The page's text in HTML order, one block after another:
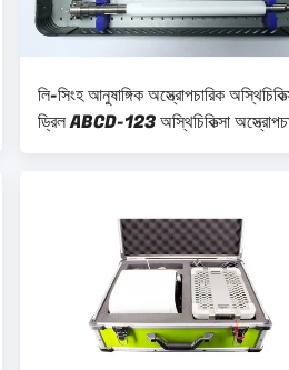
লি-সিংহ আনুষাঙ্গিক অস্ত্রোপচারিক
ড্রিল ABCD-123 অস্থিচিকিত্সা
প্রয়োজন এবং সরঞ্জাম জন্য ডিজাইন করা